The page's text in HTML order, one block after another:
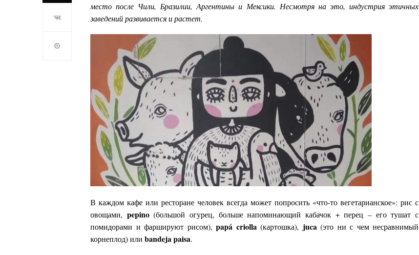
место после Чили, Бразилии, Аргентины и Мексики. Несмотря на это, индустрия этичных
заведений развивается и растет.
В каждом кафе или ресторане человек всегда может попросить «что-то вегетарианское»: рис с
овощами, pepino(большой огурец, больше напоминающий кабачок + перец – его тушат с
помидорами и фаршируют рисом), papá criolla (картошка), juca (это ни с чем несравнимый
корнеплод) или bandeja paisa.